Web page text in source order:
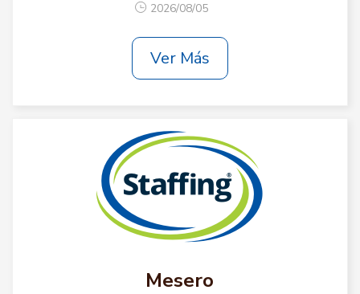
2026/08/05
Ver Más
Mesero